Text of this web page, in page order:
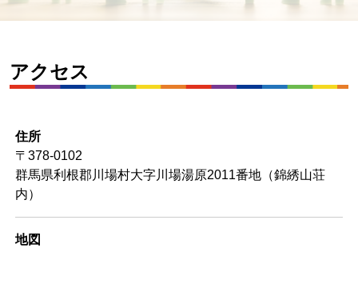
アクセス
住所
〒378-0102
群馬県利根郡川場村大字川場湯原2011番地（錦綉山荘
内）
地図